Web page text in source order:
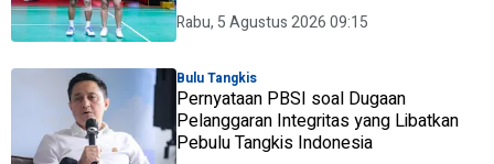
Rabu, 5 Agustus 2026 09:15
Bulu Tangkis
Pernyataan PBSI soal Dugaan
Pelanggaran Integritas yang Libatkan
Pebulu Tangkis Indonesia